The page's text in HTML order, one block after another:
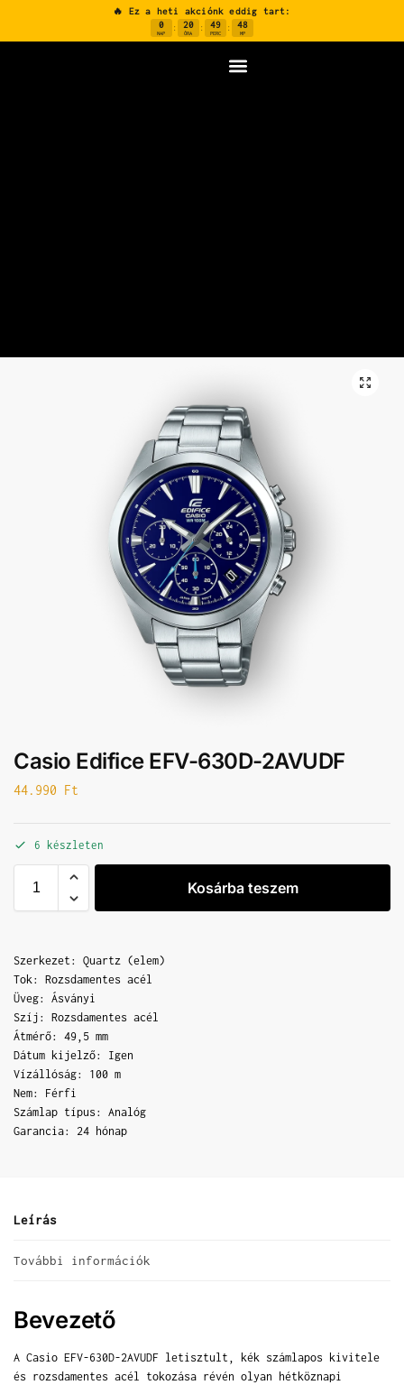
🔥 Ez a heti akciónk eddig tart:
0
NAP
: 20
ÓRA
: 49
PERC
: 48
MP
Casio Edifice EFV-630D-2AVUDF
44.990 Ft
6 készleten
Kosárba teszem
Szerkezet: Quartz (elem)
Tok: Rozsdamentes acél
Üveg: Ásványi
Szíj: Rozsdamentes acél
Átmérő: 49,5 mm
Dátum kijelző: Igen
Vízállóság: 100 m
Nem: Férfi
Számlap típus: Analóg
Garancia: 24 hónap
Leírás
További információk
Bevezető
A Casio EFV-630D-2AVUDF letisztult, kék számlapos kivitele
és rozsdamentes acél tokozása révén olyan hétköznapi